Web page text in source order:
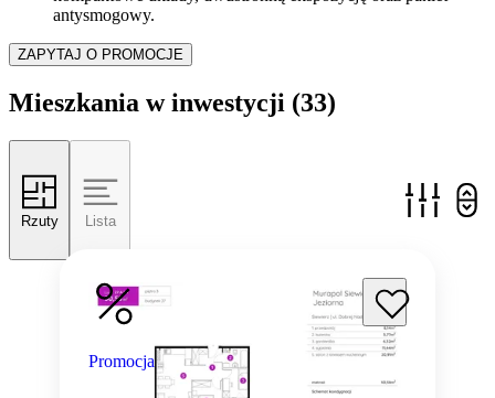
antysmogowy.
ZAPYTAJ O PROMOCJE
Mieszkania w inwestycji (33)
Rzuty Lista
Promocja